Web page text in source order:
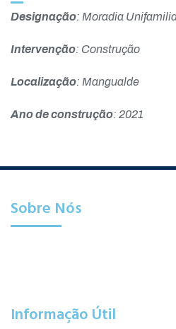
Designação: Moradia
Intervenção: Construção
Localização: Mangualde
Ano de construção: 2021
Sobre Nós​
Informação Útil